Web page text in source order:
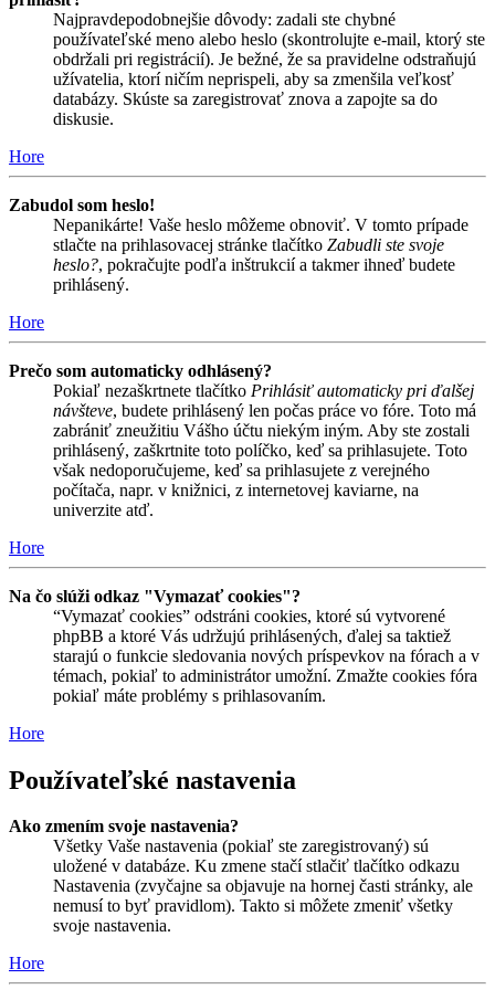
Najpravdepodobnejšie dôvody: zadali ste chybné
používateľské meno alebo heslo (skontrolujte e-mail, ktorý ste
obdržali pri registrácií). Je bežné, že sa pravidelne odstraňujú
užívatelia, ktorí ničím neprispeli, aby sa zmenšila veľkosť
databázy. Skúste sa zaregistrovať znova a zapojte sa do
diskusie.
Hore
Zabudol som heslo!
Nepanikárte! Vaše heslo môžeme obnoviť. V tomto prípade
stlačte na prihlasovacej stránke tlačítko Zabudli ste svoje
heslo?, pokračujte podľa inštrukcií a takmer ihneď budete
prihlásený.
Hore
Prečo som automaticky odhlásený?
Pokiaľ nezaškrtnete tlačítko Prihlásiť automaticky pri ďalšej
návšteve, budete prihlásený len počas práce vo fóre. Toto má
zabrániť zneužitiu Vášho účtu niekým iným. Aby ste zostali
prihlásený, zaškrtnite toto políčko, keď sa prihlasujete. Toto
však nedoporučujeme, keď sa prihlasujete z verejného
počítača, napr. v knižnici, z internetovej kaviarne, na
univerzite atď.
Hore
Na čo slúži odkaz "Vymazať cookies"?
“Vymazať cookies” odstráni cookies, ktoré sú vytvorené
phpBB a ktoré Vás udržujú prihlásených, ďalej sa taktiež
starajú o funkcie sledovania nových príspevkov na fórach a v
témach, pokiaľ to administrátor umožní. Zmažte cookies fóra
pokiaľ máte problémy s prihlasovaním.
Hore
Používateľské nastavenia
Ako zmením svoje nastavenia?
Všetky Vaše nastavenia (pokiaľ ste zaregistrovaný) sú
uložené v databáze. Ku zmene stačí stlačiť tlačítko odkazu
Nastavenia (zvyčajne sa objavuje na hornej časti stránky, ale
nemusí to byť pravidlom). Takto si môžete zmeniť všetky
svoje nastavenia.
Hore